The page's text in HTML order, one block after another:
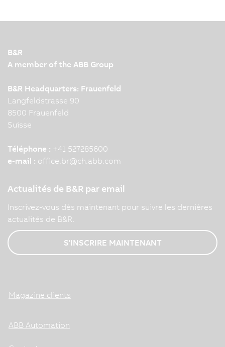
B&R
A member of the ABB Group
B&R Headquarters: Frauenfeld
Langfeldstrasse 90
8500 Frauenfeld
Suisse
Téléphone : +41 527285600
e-mail : office.br@ch.abb.com
Actualités de B&R par email
Inscrivez-vous dès maintenant pour suivre les dernières
actualités de B&R.
S'INSCRIRE MAINTENANT
Magazine clients
ABB Automation